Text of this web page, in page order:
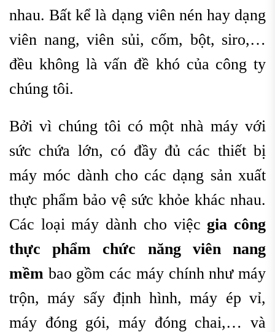
nhau. Bất kể là dạng viên nén hay dạng
viên nang, viên sủi, cốm, bột, siro,…
đều không là vấn đề khó của công ty
chúng tôi.
Bởi vì chúng tôi có một nhà máy với
sức chứa lớn, có đầy đủ các thiết bị
máy móc dành cho các dạng sản xuất
thực phẩm bảo vệ sức khỏe khác nhau.
Các loại máy dành cho việc gia công
thực phẩm chức năng viên nang
mềm bao gồm các máy chính như máy
trộn, máy sấy định hình, máy ép vỉ,
máy đóng gói, máy đóng chai,… và